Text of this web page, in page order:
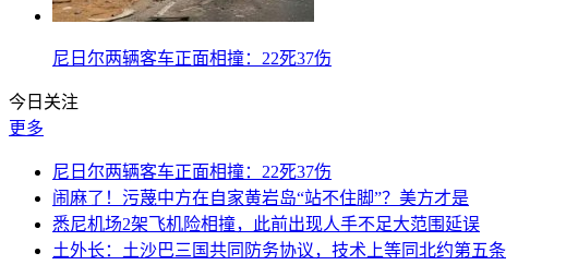
尼日尔两辆客车正面相撞：22死37伤
今日关注
更多
尼日尔两辆客车正面相撞：22死37伤
闹麻了！污蔑中方在自家黄岩岛“站不住脚”？美方才是
悉尼机场2架飞机险相撞，此前出现人手不足大范围延误
土外长：土沙巴三国共同防务协议，技术上等同北约第五条